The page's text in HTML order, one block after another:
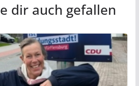
dir auch gefallen